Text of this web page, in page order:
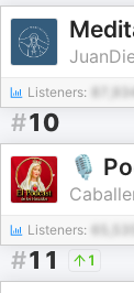
Listeners: 87,934
#10
Listeners:
#11 1